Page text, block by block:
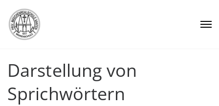
Darstellung von
Sprichwörtern